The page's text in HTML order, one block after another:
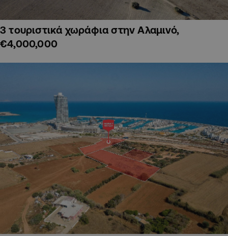
3 τουριστικά χωράφια στην Αλαμινό,
€4,000,000